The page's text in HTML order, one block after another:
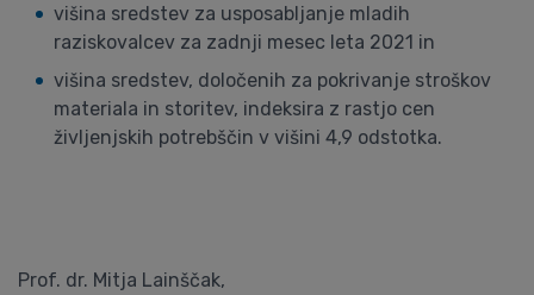
višina sredstev za usposabljanje mladih
raziskovalcev za zadnji mesec leta 2021 in
višina sredstev, določenih za pokrivanje stroškov
materiala in storitev, indeksira z rastjo cen
življenjskih potrebščin v višini 4,9 odstotka.
Prof. dr. Mitja Lainščak,